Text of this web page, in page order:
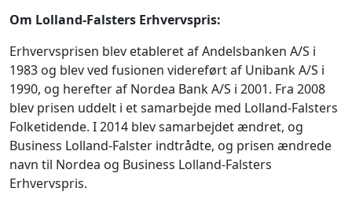
Om Lolland-Falsters Erhvervspris:
Erhvervsprisen blev etableret af Andelsbanken A/S i
1983 og blev ved fusionen videreført af Unibank A/S i
1990, og herefter af Nordea Bank A/S i 2001. Fra 2008
blev prisen uddelt i et samarbejde med Lolland-Falsters
Folketidende. I 2014 blev samarbejdet ændret, og
Business Lolland-Falster indtrådte, og prisen ændrede
navn til Nordea og Business Lolland-Falsters
Erhvervspris.